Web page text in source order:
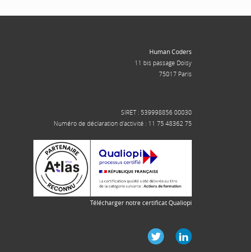
Human Coders
11 bis passage Doisy
75017 Paris
SIRET : 539998856 00030
Numéro de déclaration d'activité : 11 75 48362 75
Télécharger notre certificat Qualiopi